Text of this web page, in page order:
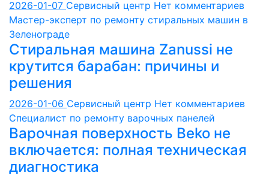
2026-01-07 Сервисный центр Нет комментариев
Мастер-эксперт по ремонту стиральных машин в
Зеленограде
Стиральная машина Zanussi не
крутится барабан: причины и
решения
2026-01-06 Сервисный центр Нет комментариев
Специалист по ремонту варочных панелей
Варочная поверхность Beko не
включается: полная техническая
диагностика